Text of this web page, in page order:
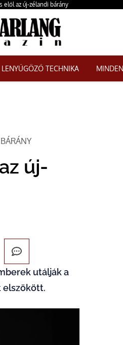
elől az új-zélandi bárány
LENYŰGÖZŐ TECHNIKA
új-
utálják a
elszökött.